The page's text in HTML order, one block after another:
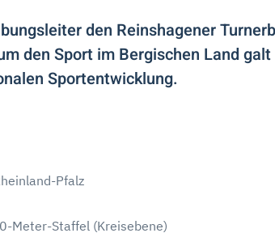
den Reinshagener
den Sport im Bergischen Land
Sportentwicklung.
Pfalz
Meter-Staffel (Kreisebene)